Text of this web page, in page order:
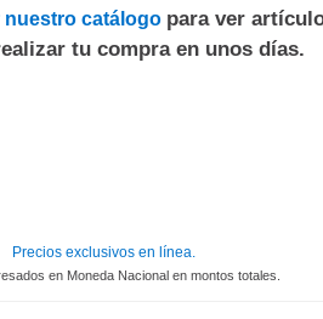
catálogo para ver
tu compra en unos días.
Precios exclusivos en línea.
en Moneda Nacional en montos totales.